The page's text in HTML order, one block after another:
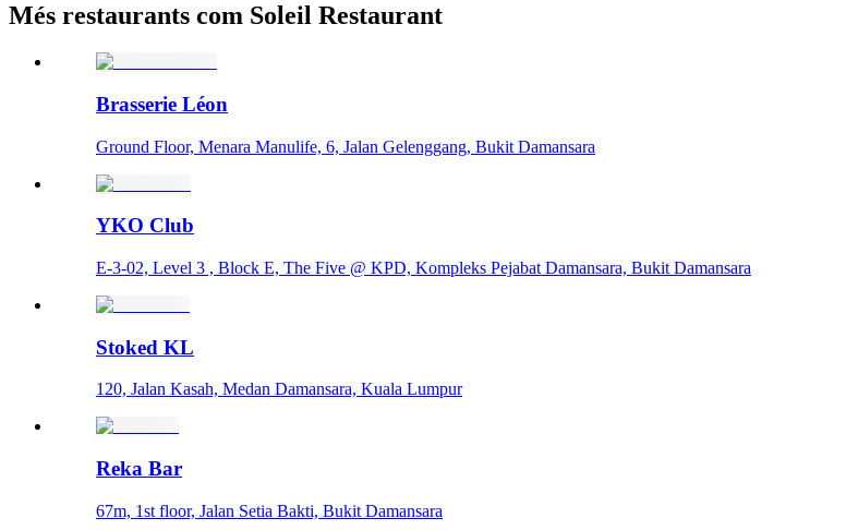
Més restaurants com Soleil Restaurant
Brasserie Léon
Ground Floor, Menara Manulife, 6, Jalan Gelenggang, Bukit Damansara
YKO Club
E-3-02, Level 3 , Block E, The Five @ KPD, Kompleks Pejabat Damansara, Bukit Damansara
Stoked KL
120, Jalan Kasah, Medan Damansara, Kuala Lumpur
Reka Bar
67m, 1st floor, Jalan Setia Bakti, Bukit Damansara